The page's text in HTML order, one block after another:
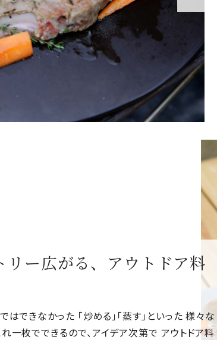
リー広がる、アウトドア料
はできなかった 「炒める」「蒸す」といった 様々な
一枚でできるので、アイデア次第で アウトドア料